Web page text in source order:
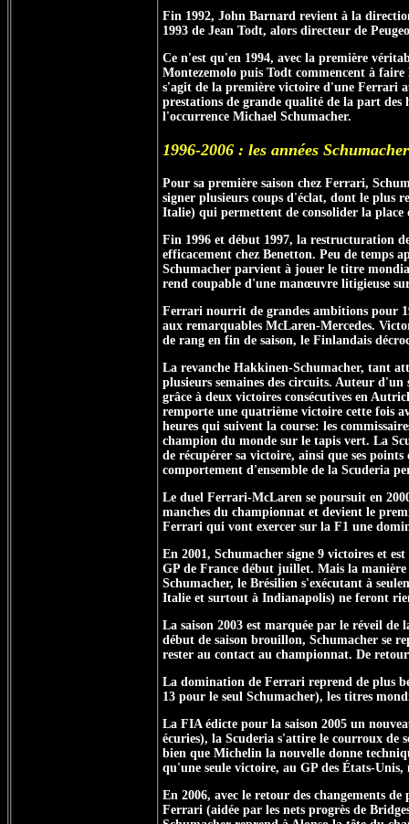
Fin 1992, John Barnard revient à la
1993 de Jean Todt, alors directeur de
Ce n'est qu'en 1994, avec la première
Montezemolo puis Todt commencent à
s'agit de la première victoire d'une Ferrari
prestations de grande qualité de la part des
l'occurrence Michael Schumacher.
1996-2006 : les années Schumacher
Pour sa première saison chez Ferrari,
signer plusieurs coups d'éclat, dont le plus
Italie) qui permettent de consolider la place
Fin 1996 et début 1997, la restructuration
efficacement chez Benetton. Peu de temps
Schumacher parvient à jouer le titre
rend coupable d'une manœuvre litigieuse
Ferrari nourrit de grandes ambitions pour
aux remarquables McLaren-Mercedes.
de rang en fin de saison, le Finlandais
La revanche Hakkinen-Schumacher, tant
plusieurs semaines des circuits. Auteur
grâce à deux victoires consécutives en
remporte une quatrième victoire cette fois
heures qui suivent la course: les
champion du monde sur le tapis vert. La
de récupérer sa victoire, ainsi que ses
comportement d'ensemble de la Scuderia
Le duel Ferrari-McLaren se poursuit en
manches du championnat et devient le
Ferrari qui vont exercer sur la F1 une
En 2001, Schumacher signe 9 victoires et
GP de France début juillet. Mais la manière
Schumacher, le Brésilien s'exécutant à
Italie et surtout à Indianapolis) ne feront
La saison 2003 est marquée par le réveil
début de saison brouillon, Schumacher se
rester au contact au championnat. De
La domination de Ferrari reprend de plus
13 pour le seul Schumacher), les titres
La FIA édicte pour la saison 2005 un
écuries), la Scuderia s'attire le courroux de
bien que Michelin la nouvelle donne
qu'une seule victoire, au GP des États-
En 2006, avec le retour des changements
Ferrari (aidée par les nets progrès de